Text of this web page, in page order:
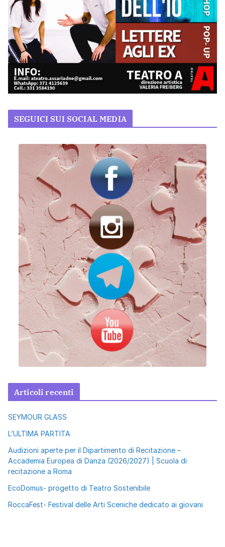
SEGUICI SUI SOCIAL MEDIA
Articoli recenti
SEYMOUR GLASS
L’ULTIMA PARTITA
Audizioni aperte per il Dipartimento di Recitazione –
Accademia Europea di Danza (2026/2027) | Scuola di
recitazione a Roma
EcoDomus- progetto di Teatro Sostenibile
RoccaFest- Festival delle Arti Sceniche dedicato ai giovani